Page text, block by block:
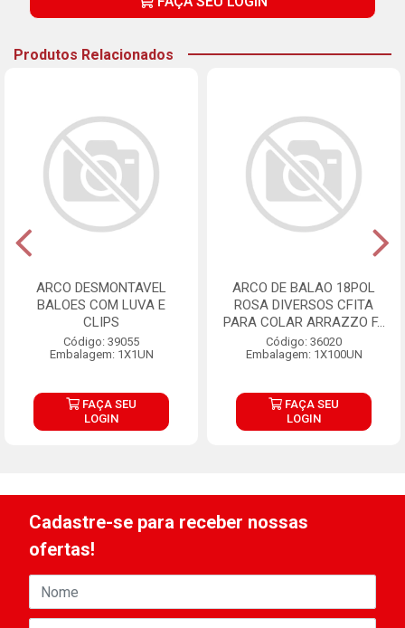
Produtos Relacionados
ARCO DESMONTAVEL
BALOES COM LUVA E
CLIPS
Código: 39055
Embalagem: 1X1UN
FAÇA SEU
LOGIN
ARCO DE BALAO 18POL
ROSA DIVERSOS CFITA
PARA COLAR ARRAZZO F...
Código: 36020
Embalagem: 1X100UN
FAÇA SEU
LOGIN
Cadastre-se para receber nossas
ofertas!